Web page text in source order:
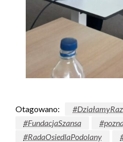
Otagowano:
#FundacjaSzansa
#RadaOsiedlaPodolany